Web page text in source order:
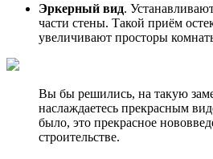
Эркерный вид.
части стены. Такой приём
увеличивают просторы
Вы бы решились, на такую
наслаждаетесь прекрасным
было, это прекрасное
строительстве.